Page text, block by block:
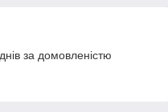
за домовленістю